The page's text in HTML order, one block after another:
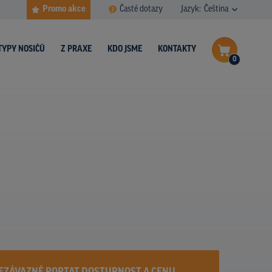
Promo akce Časté dotazy Jazyk: Čeština
0
NOSIČŮ Z PRAXE KDO JSME KONTAKTY